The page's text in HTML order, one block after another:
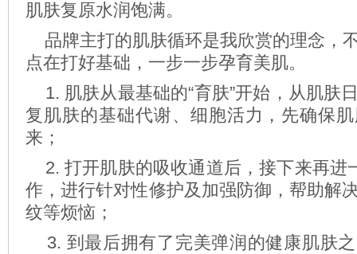
肌肤复原水润饱满。
品牌主打的肌肤循环是我欣赏的理念，
点在打好基础，一步一步孕育美肌。
1. 肌肤从最基础的“育肤”开始，从肌肤
复肌肤的基础代谢、细胞活力，先确保
来；
2. 打开肌肤的吸收通道后，接下来再进
作，进行针对性修护及加强防御，帮助解
纹等烦恼；
3. 到最后拥有了完美弹润的健康肌肤